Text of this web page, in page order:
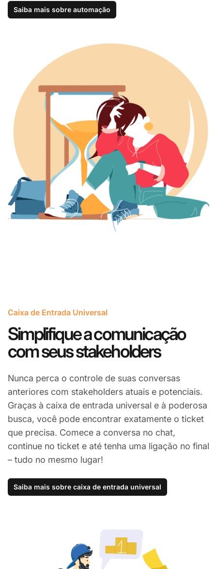
Saiba mais sobre automação
Caixa de Entrada Universal
Simplifique a comunicação
com seus stakeholders
Nunca perca o controle de suas conversas
anteriores com stakeholders atuais e potenciais.
Graças à caixa de entrada universal e à poderosa
busca, você pode encontrar exatamente o ticket
que precisa. Comece a conversa no chat,
continue no ticket e até tenha uma ligação no final
– tudo no mesmo lugar!
Saiba mais sobre caixa de entrada universal